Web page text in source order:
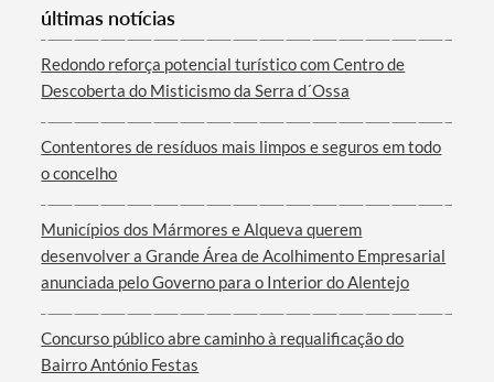
Categorias gerais
Filtros
últimas notícias
Redondo reforça potencial turístico com Centro de
Descoberta do Misticismo da Serra d´Ossa
Contentores de resíduos mais limpos e seguros em todo
o concelho
Municípios dos Mármores e Alqueva querem
desenvolver a Grande Área de Acolhimento Empresarial
anunciada pelo Governo para o Interior do Alentejo
Concurso público abre caminho à requalificação do
Bairro António Festas